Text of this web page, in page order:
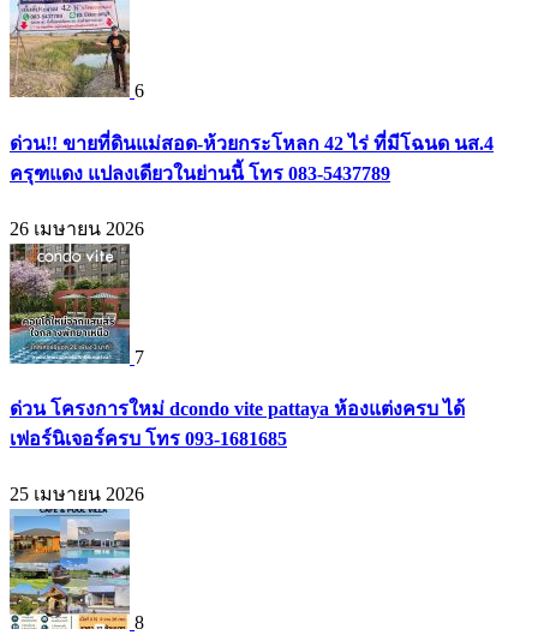
6
ด่วน!! ขายที่ดินแม่สอด-ห้วยกระโหลก 42 ไร่ ที่มีโฉนด นส.4
ครุฑแดง แปลงเดียวในย่านนี้ โทร 083-5437789
26 เมษายน 2026
7
ด่วน โครงการใหม่ dcondo vite pattaya ห้องแต่งครบ ได้
เฟอร์นิเจอร์ครบ โทร 093-1681685
25 เมษายน 2026
8